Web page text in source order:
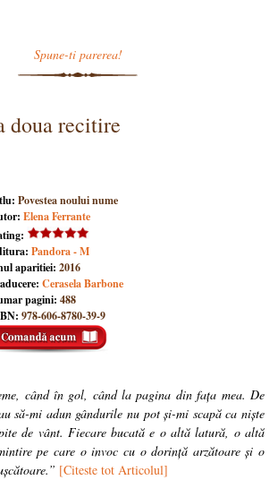
Spune-ti parerea!
doua recitire
Povestea noului nume
Elena Ferrante
Pandora - M
aparitiei: 2016
Cerasela Barbone
pagini: 488
978-606-8780-39-9
când în gol, când la pagina din fața mea. De
să-mi adun gândurile nu pot și-mi scapă ca niște
de vânt. Fiecare bucată e o altă latură, o altă
pe care o invoc cu o dorință arzătoare și o
[Citeste tot Articolul]